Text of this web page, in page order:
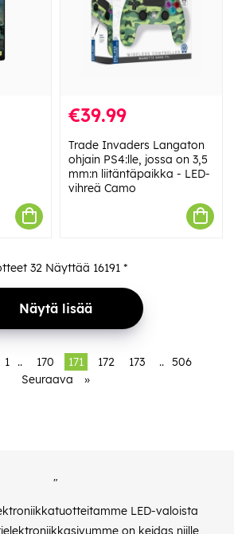
€39.99
Trade Invaders Langaton
ohjain PS4:lle, jossa on 3,5
mm:n liitäntäpaikka - LED-
vihreä Camo
32Näyttää 16191*
Näytä lisää
1 .. 170 171 172 173 .. 506
Seuraava
»
"
LED-valoista
on keidas niille,